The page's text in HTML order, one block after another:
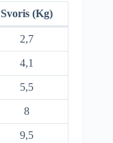
Svoris (Kg)
2,7
4,1
5,5
8
9,5